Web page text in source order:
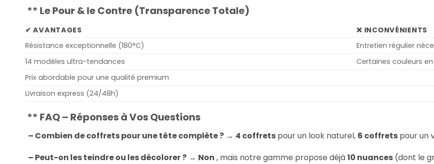
** Le Pour & le Contre (Transparence Totale)
✔ AVANTAGES
❌ INCONVÉNIENTS
Résistance exceptionnelle (180°C)
Entretien régulier
14 modèles ultra-tendances
Certaines couleurs
Prix ​​abordable pour une qualité premium
Livraison express (24/48h)
** FAQ – Réponses à Vos Questions
– Combien de coffrets pour une tête complète ? → 4 coffrets pour un look naturel, 6 coffrets pour un
– Peut-on les teindre ou les décolorer ? → Non , mais notre gamme propose déjà10 nuances (dont le